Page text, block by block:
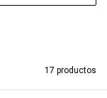
17 productos